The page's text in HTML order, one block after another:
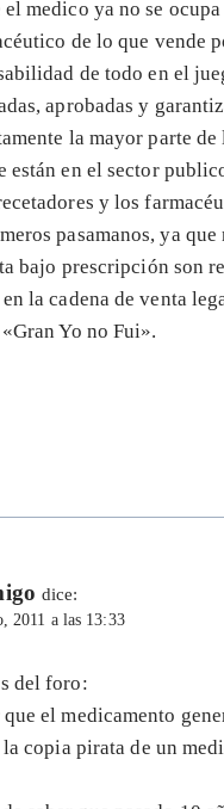
medico ya no se
de lo que vende
de todo en el
aprobadas y
la mayor parte de
están en el sector
y los
pasamanos, ya que
bajo prescripción son
la cadena de venta
Yo no Fui».
dice:
2011 a las 13:33
del foro:
el medicamento
copia pirata de un